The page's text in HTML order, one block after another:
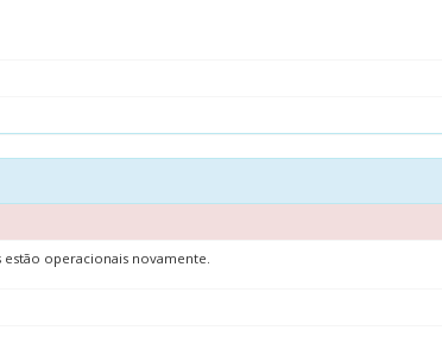
operacionais novamente.